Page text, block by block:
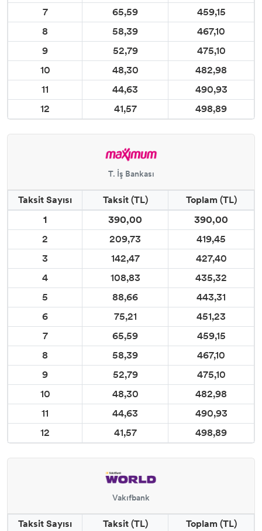
7
65,59
459,15
8
58,39
467,10
9
52,79
475,10
10
48,30
482,98
11
44,63
490,93
12
41,57 498,89
T. İş Bankası
Taksit Sayısı Taksit (TL)
Toplam (TL)
1
390,00
390,00
2
209,73
419,45
3
142,47
427,40
4
108,83
435,32
5
88,66
443,31
6
75,21
451,23
7
65,59
459,15
8
58,39
467,10
9
52,79
475,10
10
48,30
482,98
11
44,63
490,93
12
41,57 498,89
Vakıfbank
Taksit Sayısı Taksit (TL)
Toplam (TL)